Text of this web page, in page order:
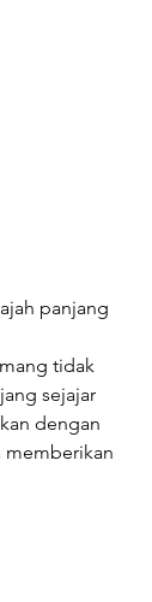
panjang
tidak
sejajar
dengan